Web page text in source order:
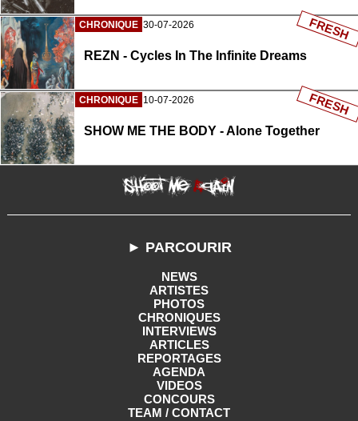
CHRONIQUE 30-07-2026
REZN - Cycles In The Infinite Dreams
FRESH
CHRONIQUE 10-07-2026
SHOW ME THE BODY - Alone Together
FRESH
► PARCOURIR
NEWS
ARTISTES
PHOTOS
CHRONIQUES
INTERVIEWS
ARTICLES
REPORTAGES
AGENDA
VIDEOS
CONCOURS
TEAM / CONTACT